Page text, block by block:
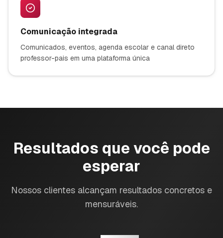
Comunicação integrada
Comunicados, eventos, agenda escolar e canal direto
professor-pais em uma plataforma única
Resultados que você pode
esperar
Nossos clientes alcançam resultados concretos e
mensuráveis.